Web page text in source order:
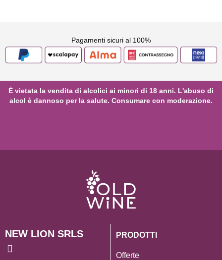
Pagamenti sicuri al 100%
È vietata la vendita di alcolici ai minori di 18 anni. L'abuso di
alcol è dannoso per la salute. Consumare con moderazione.
NEW LION SRLS PRODOTTI
Offerte